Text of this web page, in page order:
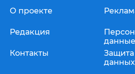
О проекте
Редакция
Контакты
данные
данных